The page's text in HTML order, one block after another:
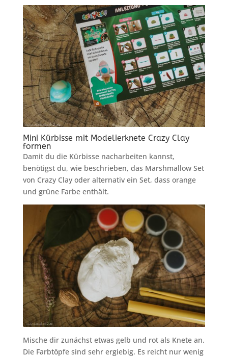
Mini Kürbisse mit Modelierknete Crazy Clay
formen
Damit du die Kürbisse nacharbeiten kannst,
benötigst du, wie beschrieben, das Marshmallow Set
von Crazy Clay oder alternativ ein Set, dass orange
und grüne Farbe enthält.
Mische dir zunächst etwas gelb und rot als Knete an.
Die Farbtöpfe sind sehr ergiebig. Es reicht nur wenig